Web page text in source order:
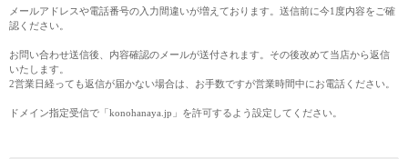
メールアドレスや電話番号の入力間違いが増えております。送信前に今1度内容をご確
認ください。
お問い合わせ送信後、内容確認のメールが送付されます。その後改めて当店から返信
いたします。
2営業日経っても返信が届かない場合は、お手数ですが営業時間中にお電話ください。
ドメイン指定受信で「konohanaya.jp」を許可するよう設定してください。